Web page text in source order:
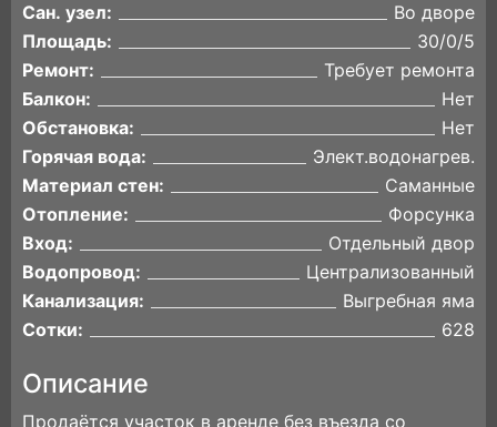
Сан. узел:
Во дворе
Площадь:
30/0/5
Ремонт:
Требует ремонта
Балкон:
Нет
Обстановка:
Нет
Горячая вода:
Элект.водонагрев.
Материал стен:
Саманные
Отопление:
Форсунка
Вход:
Отдельный двор
Водопровод:
Централизованный
Канализация:
Выгребная яма
Сотки:
628
Описание
Продаётся участок в аренде без въезда со